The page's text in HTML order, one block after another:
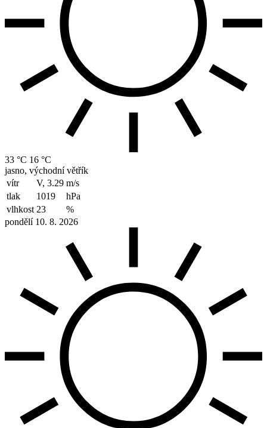
33 °C 16 °C
jasno, východní větřík
vítr
V, 3.29 m/s
tlak
1019
hPa
vlhkost 23
%
pondělí 10. 8. 2026